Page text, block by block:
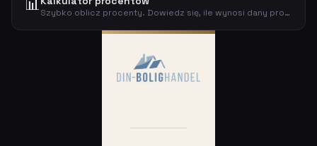
📊 Szybko oblicz procenty. Dowiedz się, ile wynosi dany procent kwoty, i zobacz wynik dodania lub odjęcia tego procentu.